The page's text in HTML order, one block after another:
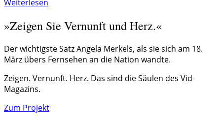
Weiterlesen
»Zeigen Sie Vernunft und Herz.«
Der wichtigste Satz Angela Merkels, als sie sich am 18.
März übers Fernsehen an die Nation wandte.
Zeigen. Vernunft. Herz. Das sind die Säulen des Vid-
Magazins.
Zum Projekt